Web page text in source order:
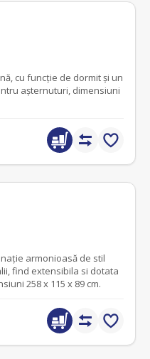
cu funcție de dormit și un
dimensiuni
armonioasă de stil
depozitare , dimensiuni 258 x 115 x 89 cm.